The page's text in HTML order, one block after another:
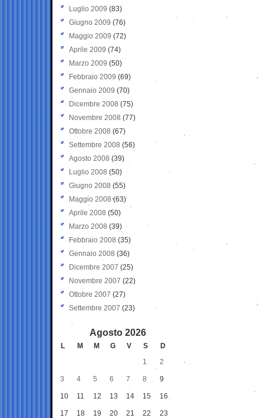
Luglio 2009 (83)
Giugno 2009 (76)
Maggio 2009 (72)
Aprile 2009 (74)
Marzo 2009 (50)
Febbraio 2009 (69)
Gennaio 2009 (70)
Dicembre 2008 (75)
Novembre 2008 (77)
Ottobre 2008 (67)
Settembre 2008 (56)
Agosto 2008 (39)
Luglio 2008 (50)
Giugno 2008 (55)
Maggio 2008(63)
Aprile 2008 (50)
Marzo 2008 (39)
Febbraio 2008 (35)
Gennaio 2008 (36)
Dicembre 2007 (25)
Novembre 2007 (22)
Ottobre 2007 (27)
Settembre 2007 (23)
Agosto 2026
L M M G V S
D
1
2
3 4 5 6 7 8 9
10 11 12 13 14 15 16
17 18 19 20 21 22 23